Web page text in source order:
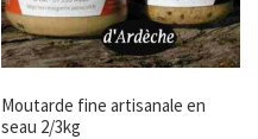
Moutarde fine artisanale en
seau 2/3kg